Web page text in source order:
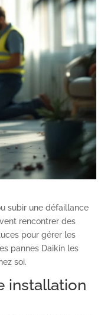
subir une défaillance
rencontrer des
pour gérer les
pannes Daikin les
soi.
installation